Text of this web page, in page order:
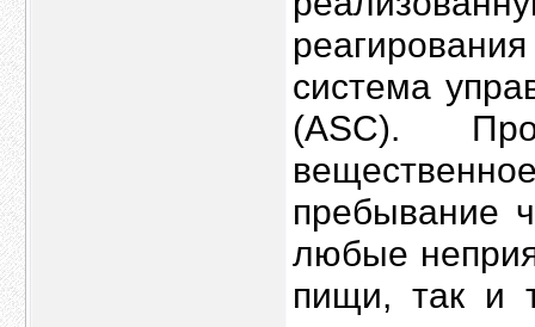
система
(ASC).
пребывание
любые
пищи, так и